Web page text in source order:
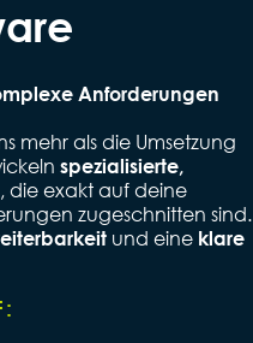
Anforderungen
mehr als die Umsetzung
spezialisierte,
, die exakt auf deine
zugeschnitten sind.
und eine klare